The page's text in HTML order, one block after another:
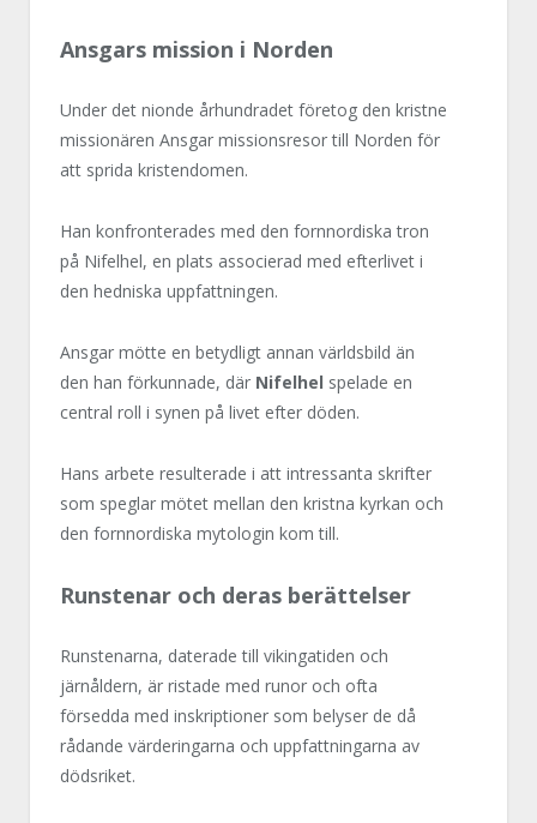
Ansgars mission i Norden
Under det nionde århundradet företog den kristne
missionären Ansgar missionsresor till Norden för
att sprida kristendomen.
Han konfronterades med den fornnordiska tron
på Nifelhel, en plats associerad med efterlivet i
den hedniska uppfattningen.
Ansgar mötte en betydligt annan världsbild än
den han förkunnade, där Nifelhel spelade en
central roll i synen på livet efter döden.
Hans arbete resulterade i att intressanta skrifter
som speglar mötet mellan den kristna kyrkan och
den fornnordiska mytologin kom till.
Runstenar och deras berättelser
Runstenarna, daterade till vikingatiden och
järnåldern, är ristade med runor och ofta
försedda med inskriptioner som belyser de då
rådande värderingarna och uppfattningarna av
dödsriket.